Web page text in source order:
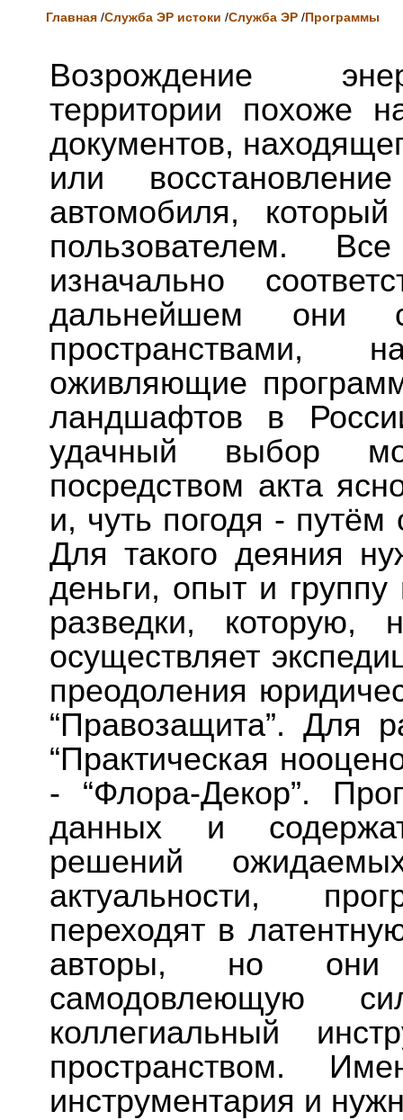
Главная /Служба ЭР истоки /Служба ЭР /Программы
Возрождение
территории похоже
документов,
или
автомобиля,
пользователем.
изначально
дальнейшем они
пространствами,
оживляющие
ландшафтов в
удачный выбор
посредством акта
и, чуть погодя -
Для такого деяния
деньги, опыт и
разведки, которую,
осуществляет
преодоления
“Правозащита”. Для
“Практическая
- “Флора-Декор”.
данных и
решений
актуальности,
переходят в
авторы, но они
самодовлеющую
коллегиальный
пространством.
инструментария и